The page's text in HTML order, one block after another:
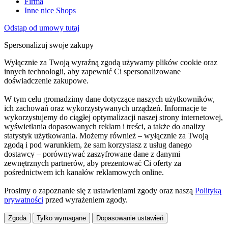
Inne nice Shops
Odstąp od umowy tutaj
Spersonalizuj swoje zakupy
Wyłącznie za Twoją wyraźną zgodą używamy plików cookie oraz
innych technologii, aby zapewnić Ci spersonalizowane
doświadczenie zakupowe.
W tym celu gromadzimy dane dotyczące naszych użytkowników,
ich zachowań oraz wykorzystywanych urządzeń. Informacje te
wykorzystujemy do ciągłej optymalizacji naszej strony internetowej,
wyświetlania dopasowanych reklam i treści, a także do analizy
statystyk użytkowania. Możemy również – wyłącznie za Twoją
zgodą i pod warunkiem, że sam korzystasz z usług danego
dostawcy – porównywać zaszyfrowane dane z danymi
zewnętrznych partnerów, aby prezentować Ci oferty za
pośrednictwem ich kanałów reklamowych online.
Prosimy o zapoznanie się z ustawieniami zgody oraz naszą Polityką
prywatności przed wyrażeniem zgody.
Zgoda Tylko wymagane Dopasowanie ustawień